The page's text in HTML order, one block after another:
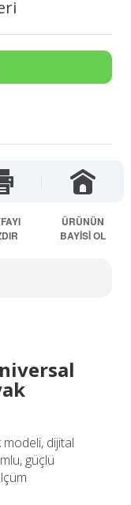
ÜRÜNÜN
BAYİSİ OL
dijital
güçlü